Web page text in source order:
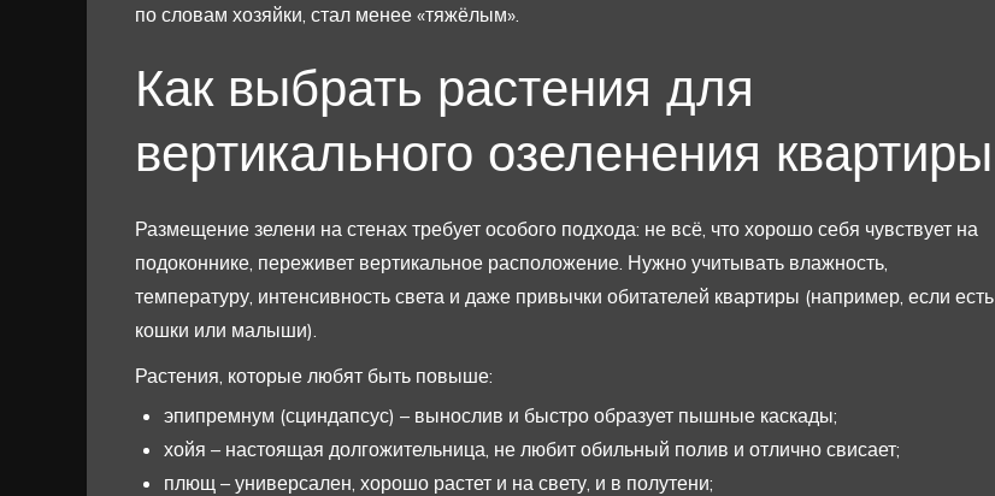
по словам хозяйки, стал менее «тяжёлым».
Как выбрать растения для
вертикального озеленения квартиры
Размещение зелени на стенах требует особого подхода: не всё, что хорошо себя чувствует на
подоконнике, переживет вертикальное расположение. Нужно учитывать влажность,
температуру, интенсивность света и даже привычки обитателей квартиры (например, если есть
кошки или малыши).
Растения, которые любят быть повыше:
эпипремнум (сциндапсус) – вынослив и быстро образует пышные каскады;
хойя – настоящая долгожительница, не любит обильный полив и отлично свисает;
плющ – универсален, хорошо растет и на свету, и в полутени;